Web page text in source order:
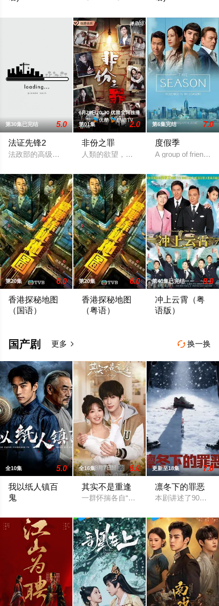
第30集已完结 5.0
法证先锋2
法政部的高级化验师Tim Sir（欧阳震华 饰）学识广博，有赖于
第01集 2.0
非份之罪
人類的欲望，可驅使我們超越自我，然
第6集完结 7.0
度假季
A group of friends
第20集 6.0
香港探秘地图
（国语）
第20集 6.0
香港探秘地图
（粤语）
第40集已完结 8.0
冲上云霄（粤
语版）
 换一换
国产剧 更多 
全10集 5.0
我以纸人镇百
鬼
全16集 5.0
其实不是重逢
一群怀揣各自“失意”的年轻人，在沿海小
更新至18集 7.0
凛冬下的罪恶
本剧讲述了90年代